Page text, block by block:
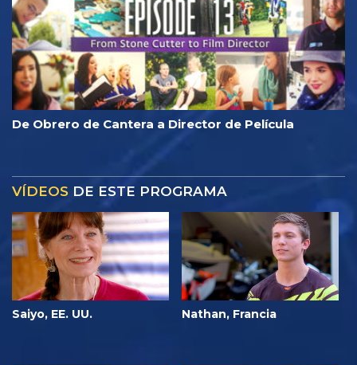
De Obrero de Cantera a Director de Película
VÍDEOS DE ESTE PROGRAMA
Saiyo, EE. UU. Nathan, Francia